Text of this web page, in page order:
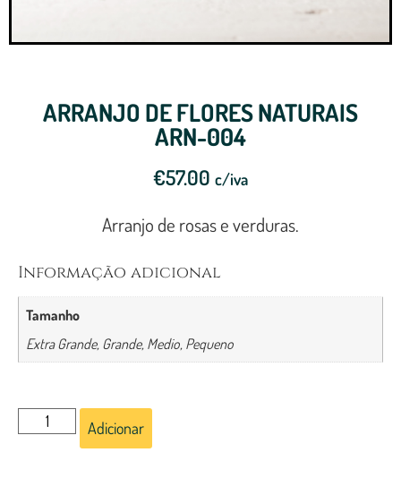
ARRANJO DE FLORES NATURAIS
ARN-004
€57.00 c/iva
Arranjo de rosas e verduras.
Informação adicional
Tamanho
Extra Grande, Grande, Medio, Pequeno
Adicionar